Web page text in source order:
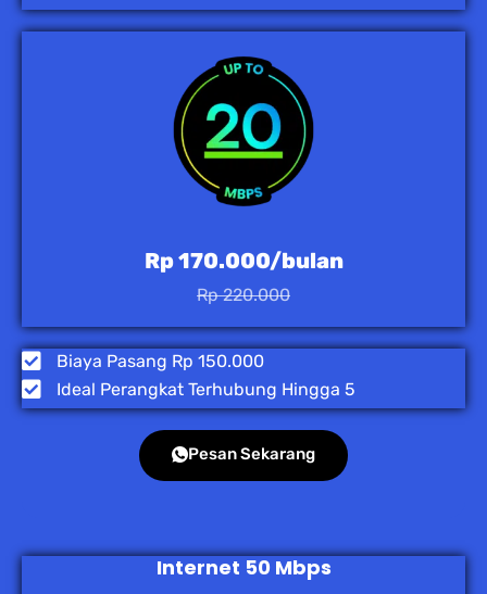
Rp 170.000/bulan
Rp 220.000
Biaya Pasang Rp 150.000
Ideal Perangkat Terhubung Hingga 5
Pesan Sekarang
Internet 50 Mbps